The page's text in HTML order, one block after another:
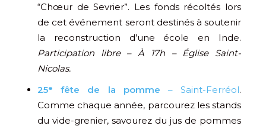
“Chœur de Sevrier”. Les fonds récoltés lors
de cet événement seront destinés à soutenir
la reconstruction d’une école en Inde.
Participation libre – À 17h – Église Saint-
Nicolas.
25ᵉ fête de la pomme – Saint-Ferréol.
Comme chaque année, parcourez les stands
du vide-grenier, savourez du jus de pommes